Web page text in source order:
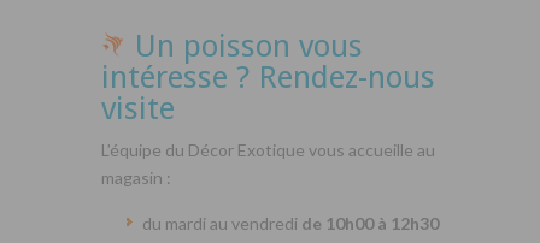
Un poisson vous
intéresse ? Rendez-nous
visite
L’équipe du Décor Exotique vous accueille au
magasin :
du mardi au vendredi de 10h00 à 12h30